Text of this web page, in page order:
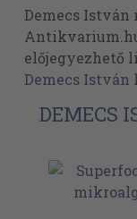
Demecs István
előjegyezhető
Demecs
DEMECS